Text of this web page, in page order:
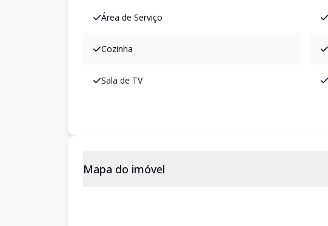
Área de Serviço
Cozinha
Sala de TV
Mapa do imóvel